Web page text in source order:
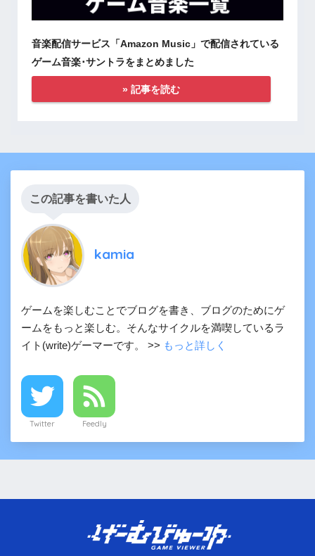
音楽配信サービス「Amazon Music」で配信されている
ゲーム音楽･サントラをまとめました
» 記事を読む
この記事を書いた人
kamia
ゲームを楽しむことでブログを書き、ブログのためにゲ
ームをもっと楽しむ。そんなサイクルを満喫しているラ
イト(write)ゲーマーです。 >> もっと詳しく
Twitter Feedly